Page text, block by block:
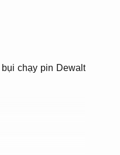
chạy pin Dewalt